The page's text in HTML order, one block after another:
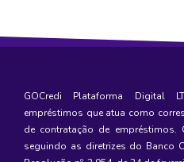
GOCredi Plataforma Digital
empréstimos que atua como
de contratação de empréstimos.
seguindo as diretrizes do Banco